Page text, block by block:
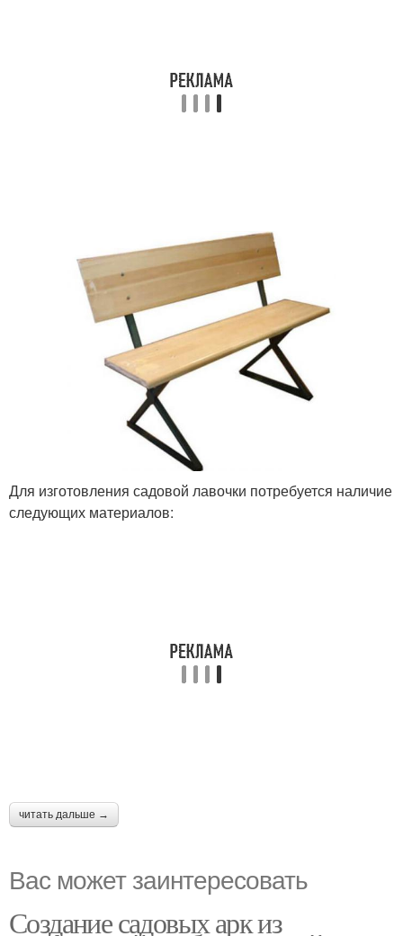
Для изготовления садовой лавочки потребуется наличие
следующих материалов:
читать дальше →
Вас может заинтересовать
Создание садовых арк из